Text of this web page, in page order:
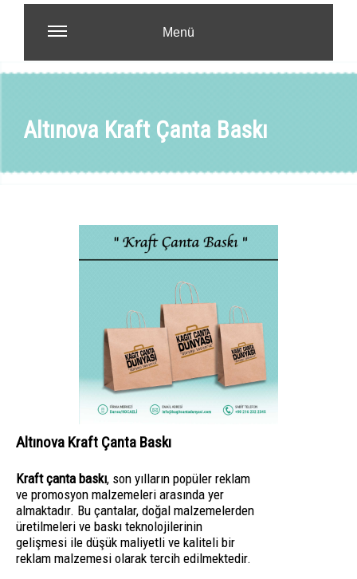
Menü
Altınova Kraft Çanta Baskı
Altınova Kraft Çanta Baskı
Kraft çanta baskı, son yılların popüler reklam
ve promosyon malzemeleri arasında yer
almaktadır. Bu çantalar, doğal malzemelerden
üretilmeleri ve baskı teknolojilerinin
gelişmesi ile düşük maliyetli ve kaliteli bir
reklam malzemesi olarak tercih edilmektedir.